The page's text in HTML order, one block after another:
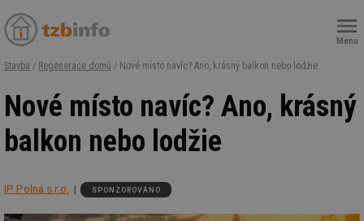
Menu
Stavba / Regenerace domů / Nové místo navíc? Ano, krásný balkon nebo lodžie
Nové místo navíc? Ano, krásný
balkon nebo lodžie
IP Polná s.r.o. SPONZOROVÁNO